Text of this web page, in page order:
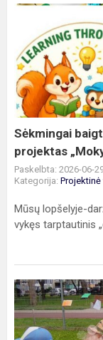
Sėkmingai
baigtas
tarptautinis
„eTwinning“
projektas
„Mokym...
Sėkmingai
projektas
Paskelbta: 2026-06-
Kategorija: Projektinė
Mūsų lopšelyje-
vykęs tarptautinis
STEAM
veikla
„Muilo